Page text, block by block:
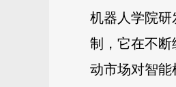
机器人学院研
制，它在不断
动市场对智